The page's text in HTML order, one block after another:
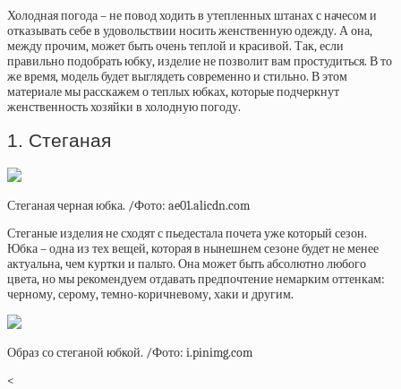
Холодная погода – не повод ходить в утепленных штанах с начесом и
отказывать себе в удовольствии носить женственную одежду. А она,
между прочим, может быть очень теплой и красивой. Так, если
правильно подобрать юбку, изделие не позволит вам простудиться. В то
же время, модель будет выглядеть современно и стильно. В этом
материале мы расскажем о теплых юбках, которые подчеркнут
женственность хозяйки в холодную погоду.
1. Стеганая
Стеганая черная юбка. /Фото: ae01.alicdn.com
Стеганые изделия не сходят с пьедестала почета уже который сезон.
Юбка – одна из тех вещей, которая в нынешнем сезоне будет не менее
актуальна, чем куртки и пальто. Она может быть абсолютно любого
цвета, но мы рекомендуем отдавать предпочтение немарким оттенкам:
черному, серому, темно-коричневому, хаки и другим.
Образ со стеганой юбкой. /Фото: i.pinimg.com
<